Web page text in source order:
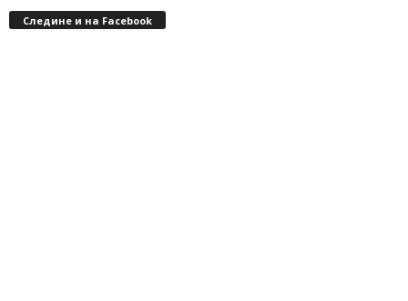
Следине и на Facebook